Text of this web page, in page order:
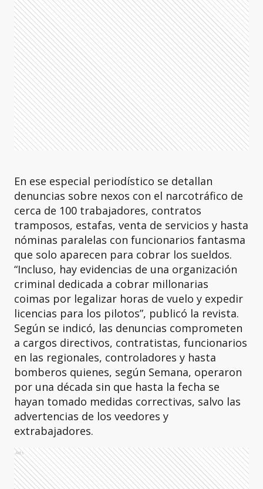
En ese especial periodístico se detallan
denuncias sobre nexos con el narcotráfico de
cerca de 100 trabajadores, contratos
tramposos, estafas, venta de servicios y hasta
nóminas paralelas con funcionarios fantasma
que solo aparecen para cobrar los sueldos.
“Incluso, hay evidencias de una organización
criminal dedicada a cobrar millonarias
coimas por legalizar horas de vuelo y expedir
licencias para los pilotos”, publicó la revista.
Según se indicó, las denuncias comprometen
a cargos directivos, contratistas, funcionarios
en las regionales, controladores y hasta
bomberos quienes, según Semana, operaron
por una década sin que hasta la fecha se
hayan tomado medidas correctivas, salvo las
advertencias de los veedores y
extrabajadores.
Ads